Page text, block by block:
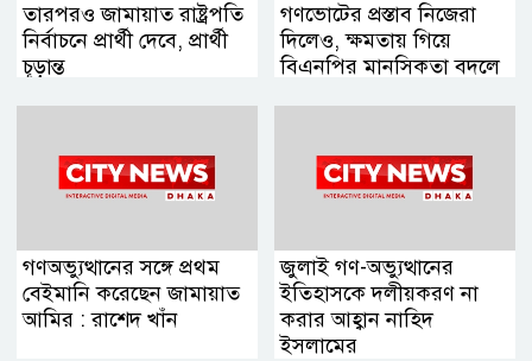
তারপরও জামায়াত রাষ্ট্রপতি
নির্বাচনে প্রার্থী দেবে, প্রার্থী
চূড়ান্ত
গণভোটের প্রস্তাব নিজেরা
দিলেও, ক্ষমতায় গিয়ে
বিএনপির মানসিকতা বদলে
গণঅভ্যুত্থানের সঙ্গে প্রথম
বেইমানি করেছেন জামায়াত
আমির : রাশেদ খাঁন
জুলাই গণ-অভ্যুত্থানের
ইতিহাসকে দলীয়করণ না
করার আহ্বান নাহিদ
ইসলামের